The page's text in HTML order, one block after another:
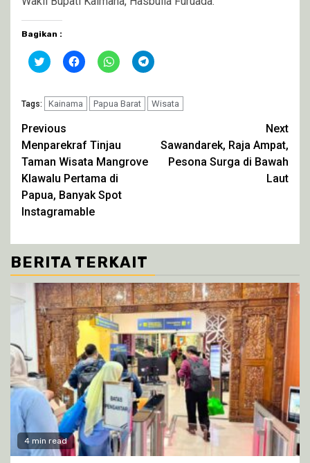
Bagikan :
Klik
untuk
Twitter(Membuka
di
jendela
yang
baru)
Klik
untuk
Facebook(Membuka
di
jendela
Klik
untuk
WhatsApp(Membuka
di
jendela
Klik
untuk
Telegram(Membuka
di
jendela
Tags: Kainama Papua Barat Wisata
Continue
Reading
Previous
Menparekraf Tinjau
Taman Wisata Mangrove
Klawalu Pertama di
Papua, Banyak Spot
Instagramable
Next
Sawandarek, Raja Ampat,
Pesona Surga di Bawah
Laut
BERITA TERKAIT
4 min read